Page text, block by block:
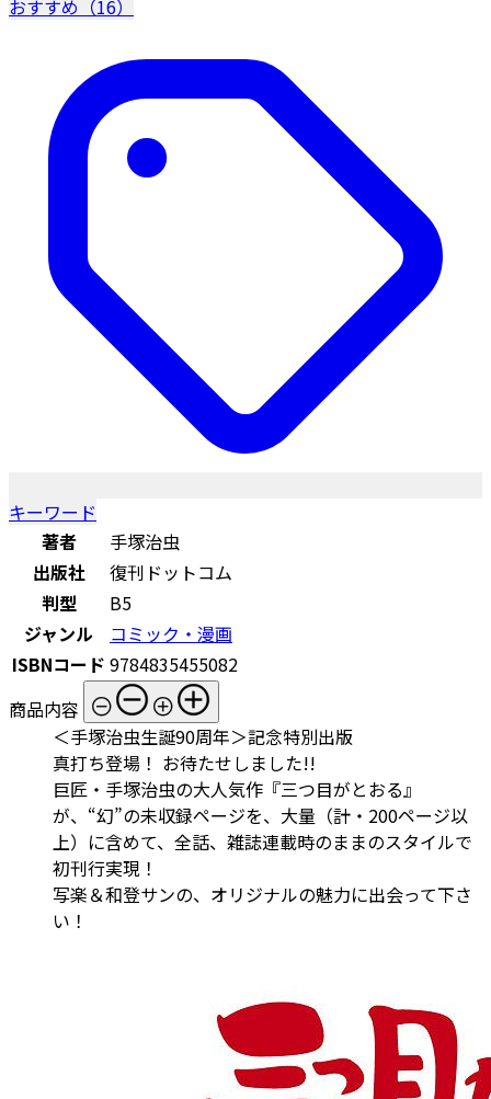
おすすめ（16）
キーワード
著者
手塚治虫
出版社
復刊ドットコム
判型
B5
ジャンル
コミック・漫画
ISBNコード 9784835455082
商品内容
＜手塚治虫生誕90周年＞記念特別出版
真打ち登場！ お待たせしました!!
巨匠・手塚治虫の大人気作『三つ目がとおる』
が、“幻”の未収録ページを、大量（計・200ページ以
上）に含めて、全話、雑誌連載時のままのスタイルで
初刊行実現！
写楽＆和登サンの、オリジナルの魅力に出会って下さ
い！